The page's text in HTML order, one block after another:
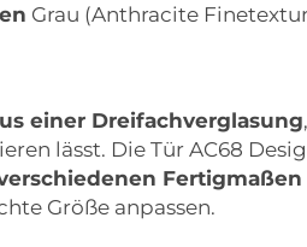
Grau (Anthracite
einer Dreifachverglasung
lässt. Die Tür AC68
Größe anpassen.